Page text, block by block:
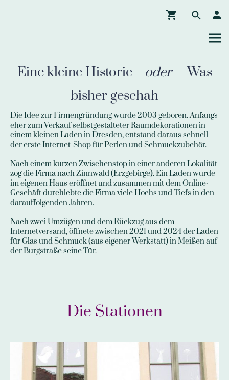
Eine kleine Historie oderWas
bisher geschah
Die Idee zur Firmengründung wurde 2003 geboren. Anfangs
eher zum Verkauf selbstgestalteter Raumdekorationen in
einem kleinen Laden in Dresden, entstand daraus schnell
der erste Internet-Shop für Perlen und Schmuckzubehör.
Nach einem kurzen Zwischenstop in einer anderen Lokalität
zog die Firma nach Zinnwald (Erzgebirge). Ein Laden wurde
im eigenen Haus eröffnet und zusammen mit dem Online-
Geschäft durchlebte die Firma viele Hochs und Tiefs in den
darauffolgenden Jahren.
Nach zwei Umzügen und dem Rückzug aus dem
Internetversand, öffnete zwischen 2021 und 2024 der Laden
für Glas und Schmuck (aus eigener Werkstatt) in Meißen auf
der Burgstraße seine Tür.
Die Stationen